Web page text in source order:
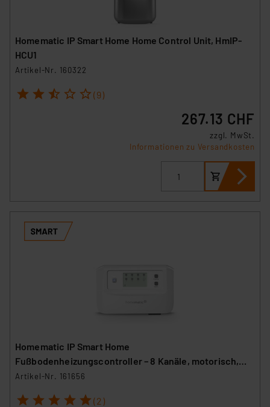
Homematic IP Smart Home Home Control Unit, HmIP-
HCU1
Artikel-Nr. 160322
1 2 3 4 5 (9)
267.13 CHF
zzgl. MwSt.
Informationen zu Versandkosten
Homematic IP Smart Home
Fußbodenheizungscontroller – 8 Kanäle, motorisch,
HmIP-FALMOT-C8
Artikel-Nr. 161656
1 2 3 4 5 (2)